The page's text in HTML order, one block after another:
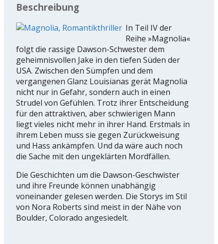
Beschreibung
In Teil IV der
Reihe »Magnolia«
folgt die rassige Dawson-Schwester dem
geheimnisvollen Jake in den tiefen Süden der
USA. Zwischen den Sümpfen und dem
vergangenen Glanz Louisianas gerät Magnolia
nicht nur in Gefahr, sondern auch in einen
Strudel von Gefühlen. Trotz ihrer Entscheidung
für den attraktiven, aber schwierigen Mann
liegt vieles nicht mehr in ihrer Hand. Erstmals in
ihrem Leben muss sie gegen Zurückweisung
und Hass ankämpfen. Und da wäre auch noch
die Sache mit den ungeklärten Mordfällen.
Die Geschichten um die Dawson-Geschwister
und ihre Freunde können unabhängig
voneinander gelesen werden. Die Storys im Stil
von Nora Roberts sind meist in der Nähe von
Boulder, Colorado angesiedelt.